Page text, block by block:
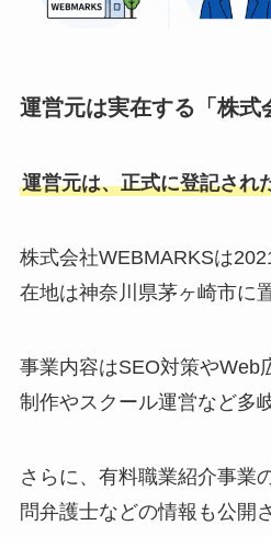
運営元は実在する「株式
運営元は、正式に登記され
株式会社WEBMARKSは
在地は神奈川県茅ヶ崎市に
事業内容はSEO対策やWeb
制作やスクール運営など多
さらに、有料職業紹介事業
問弁護士などの情報も公開